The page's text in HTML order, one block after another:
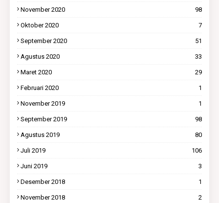
November 2020 98
Oktober 2020 7
September 2020 51
Agustus 2020 33
Maret 2020 29
Februari 2020 1
November 2019 1
September 2019 98
Agustus 2019 80
Juli 2019 106
Juni 2019 3
Desember 2018 1
November 2018 2